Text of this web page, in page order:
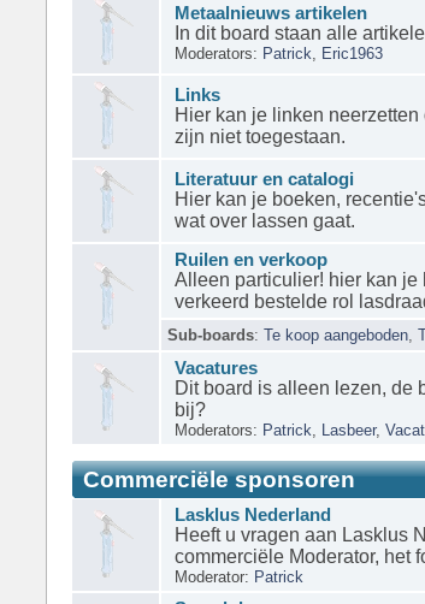
Metaalnieuws artikelen
In dit board staan alle
Moderators: Patrick Eric1963
Links
Hier kan je linken
zijn niet toegestaan.
Literatuur en catalogi
Hier kan je boeken,
wat over lassen gaat.
Ruilen en verkoop
Alleen particulier! hier kan
verkeerd bestelde rol
Sub-boards: Te koop aangeboden
Vacatures
Dit board is alleen lezen, de
bij?
Moderators: Patrick Lasbeer,
Commerciële sponsoren
Lasklus Nederland
Heeft u vragen aan Lasklus
commerciële Moderator, het
Moderator: Patrick